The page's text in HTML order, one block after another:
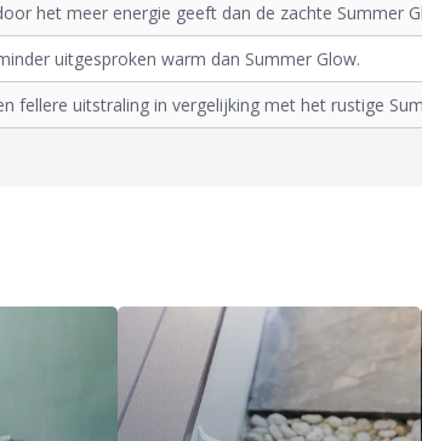
het meer energie geeft dan de zachte Summer
uitgesproken warm dan Summer Glow.
fellere uitstraling in vergelijking met het rustige